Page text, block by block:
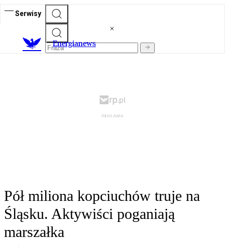
Serwisy
Energianews
Pół miliona kopciuchów truje na
Śląsku. Aktywiści poganiają
marszałka